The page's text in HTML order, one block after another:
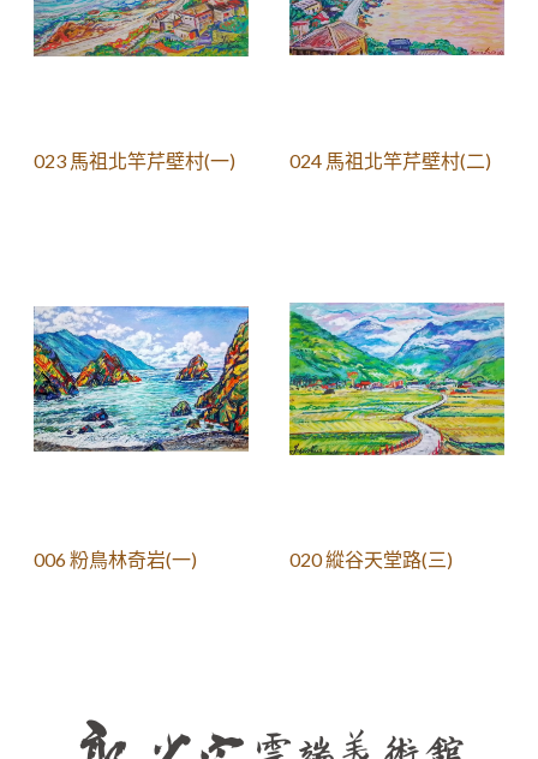
023 馬祖北竿芹壁村(一) 024 馬祖北竿芹壁村(二)
006 粉鳥林奇岩(一) 020 縱谷天堂路(三)